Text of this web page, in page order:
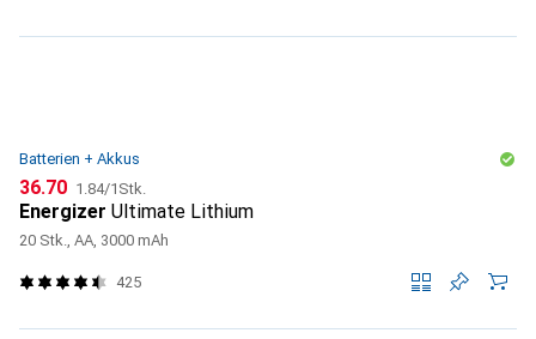
Batterien + Akkus
CHF
36.70 CHF
1.84/1Stk.
Energizer Ultimate Lithium
20 Stk., AA, 3000 mAh
425